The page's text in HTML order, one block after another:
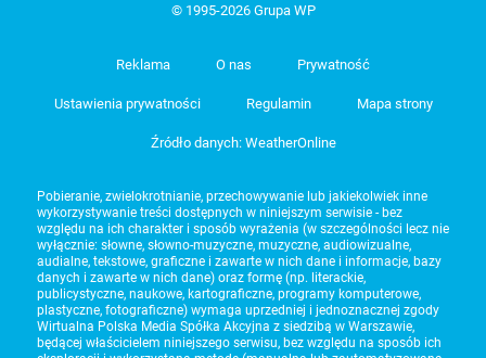
© 1995-2026 Grupa WP
Reklama O nas Prywatność
Ustawienia prywatności Regulamin Mapa strony
Źródło danych: WeatherOnline
Pobieranie, zwielokrotnianie, przechowywanie lub jakiekolwiek inne
wykorzystywanie treści dostępnych w niniejszym serwisie - bez
względu na ich charakter i sposób wyrażenia (w szczególności lecz nie
wyłącznie: słowne, słowno-muzyczne, muzyczne, audiowizualne,
audialne, tekstowe, graficzne i zawarte w nich dane i informacje, bazy
danych i zawarte w nich dane) oraz formę (np. literackie,
publicystyczne, naukowe, kartograficzne, programy komputerowe,
plastyczne, fotograficzne) wymaga uprzedniej i jednoznacznej zgody
Wirtualna Polska Media Spółka Akcyjna z siedzibą w Warszawie,
będącej właścicielem niniejszego serwisu, bez względu na sposób ich